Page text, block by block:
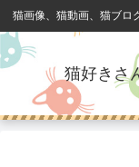
猫画像、猫動画、猫ブロ
猫好きさ